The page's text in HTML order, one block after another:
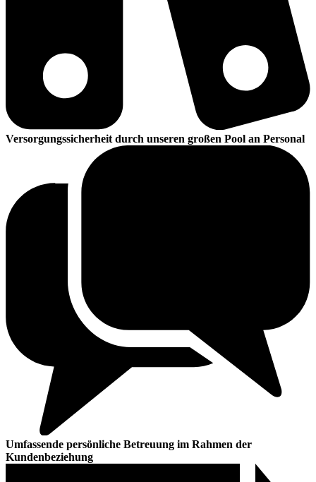
Versorgungssicherheit durch unseren großen Pool an Personal
Umfassende persönliche Betreuung im Rahmen der
Kundenbeziehung